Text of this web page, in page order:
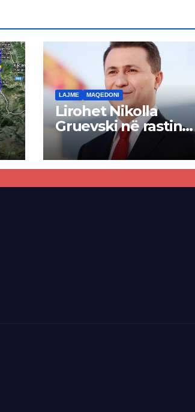
LAJME MAQEDONI
Lirohet Nikolla
Gruevski në rastin
“Talir 2”, gjykata
rrëzon akuzat për
ndërtimin e
paligjshëm të selisë